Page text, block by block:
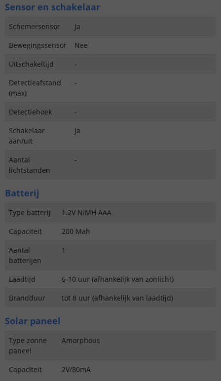
Sensor en schakelaar
Schemersensor
Ja
Bewegingssensor
Nee
Uitschakeltijd
-
Detectieafstand
(max)
-
Detectiehoek
-
Schakelaar
aan/uit
Ja
Aantal
lichtstanden
-
Batterij
Type batterij
1.2V NiMH AAA
Capaciteit
200 Mah
Aantal
batterijen
1
Laadtijd
6-10 uur (afhankelijk van zonlicht)
Brandduur
tot 8 uur (afhankelijk van laadtijd)
Solar paneel
Type zonne
paneel
Amorphous
Capaciteit 2V/80mA